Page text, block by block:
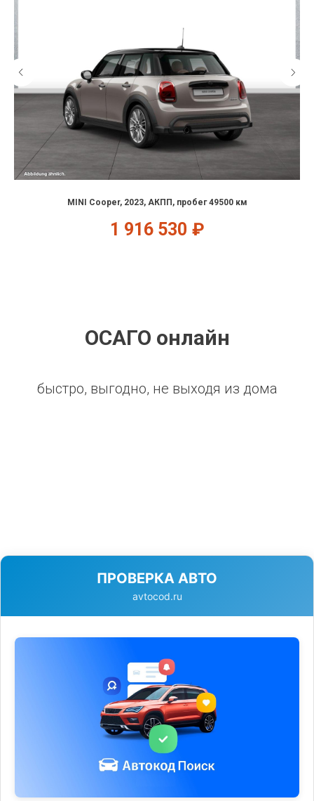
MINI Cooper, 2023, АКПП, пробег 49500 км
1 916 530 ₽
ОСАГО онлайн
быстро, выгодно, не выходя из дома
ПРОВЕРКА АВТО
avtocod.ru